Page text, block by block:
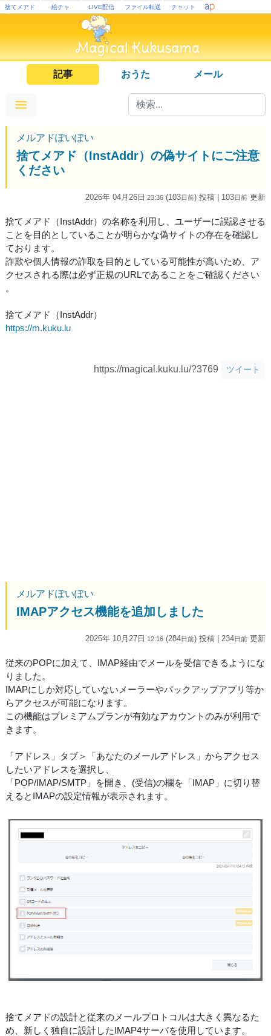
捨てメアド 絵チャ LIVE配信 ファイル転送 チャット
記事 おうた メール
メルアドぽいぽい
捨てメアド（InstAddr）の偽サイトにご注意
ください
2026年 04月26日 23:36 (103日前) 投稿 | 103日前 更新
捨てメアド（InstAddr）の名称を利用し、ユーザーに誤認させる
ことを目的としていることが明らかな偽サイトの存在を確認し
ております。
詐欺や個人情報の詐取を目的としている可能性が高いため、ア
クセスされる際は必ず正規のURLであることをご確認ください
。
捨てメアド（InstAddr）
https://m.kuku.lu
https://magical.kuku.lu/?3769 ツイート
メルアドぽいぽい
IMAPアクセス機能を追加しました
2025年 10月27日 12:16 (284日前) 投稿 | 234日前 更新
従来のPOPに加えて、IMAP経由でメールを受信できるようにな
りました。
IMAPにしか対応していないメーラーやバックアップアプリ等か
らアクセスが可能になります。
この機能はプレミアムプランが有効なアカウントのみが利用で
きます。
「アドレス」タブ＞「あなたのメールアドレス」からアクセス
したいアドレスを選択し、
「POP/IMAP/SMTP」を開き、(受信)の欄を「IMAP」に切り替
えるとIMAPの設定情報が表示されます。
捨てメアドの設計と従来のメールプロトコルは大きく異なるた
め、新しく独自に設計したIMAP4サーバを使用しています。